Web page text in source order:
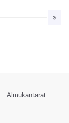
Almukantarat